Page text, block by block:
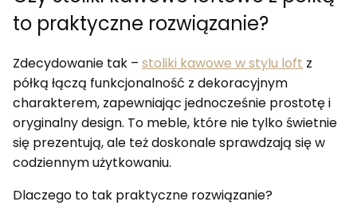
to praktyczne rozwiązanie?
Zdecydowanie tak – stoliki kawowe w stylu loft z
półką łączą funkcjonalność z dekoracyjnym
charakterem, zapewniając jednocześnie prostotę i
oryginalny design. To meble, które nie tylko świetnie
się prezentują, ale też doskonale sprawdzają się w
codziennym użytkowaniu.
Dlaczego to tak praktyczne rozwiązanie?